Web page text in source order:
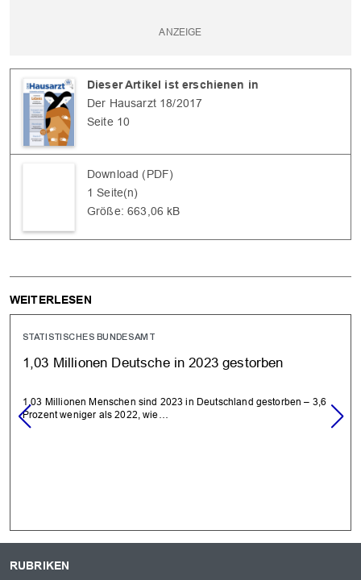
Dieser Artikel ist erschienen in
Der Hausarzt 18/2017
Seite 10
Download (PDF)
1 Seite(n)
Größe: 663,06 kB
WEITERLESEN
STATISTISCHES BUNDESAMT
1,03 Millionen Deutsche in 2023 gestorben
1,03 Millionen Menschen sind 2023 in Deutschland gestorben – 3,6
Prozent weniger als 2022, wie…
RUBRIKEN